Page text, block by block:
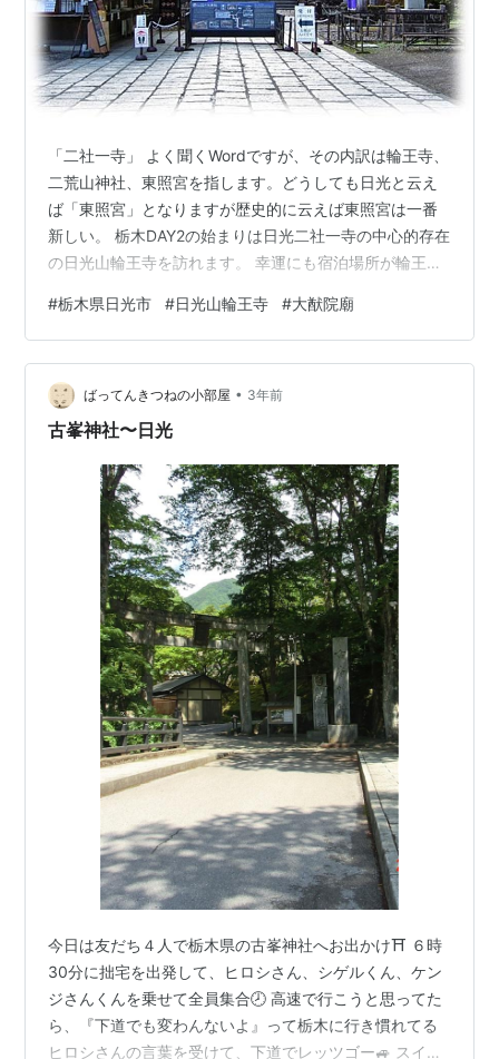
「二社一寺」 よく聞くWordですが、その内訳は輪王寺、
二荒山神社、東照宮を指します。どうしても日光と云え
ば「東照宮」となりますが歴史的に云えば東照宮は一番
新しい。 栃木DAY2の始まりは日光二社一寺の中心的存在
の日光山輪王寺を訪れます。 幸運にも宿泊場所が輪王
橋から輪王寺に向かう。 旧日光街道から東照宮へはこの
橋を渡っていく事になる。この橋を渡るには神橋渡橋受
付を介さねばならないが、web情報では8:00からとあっ
たが当日だけかもしれないが8:30入場開始で入場クロー
ズ。 目的地輪王寺は既に8:00から拝観窓口が開いている
#栃木県日光市 #日光山輪王寺 #大猷院廟
ばってんきつねの小部屋 • 3年前
古峯神社〜日光
今日は友だち４人で栃木県の古峯神社へお出かけ⛩️ ６時
30分に拙宅を出発して、ヒロシさん、シゲルくん、ケン
ジさんくんを乗せて全員集合🕗 高速で行こうと思ってた
ら、『下道でも変わんないよ』って栃木に行き慣れてる
ヒロシさんの言葉を受けて、下道でレッツゴー🚙 スイス